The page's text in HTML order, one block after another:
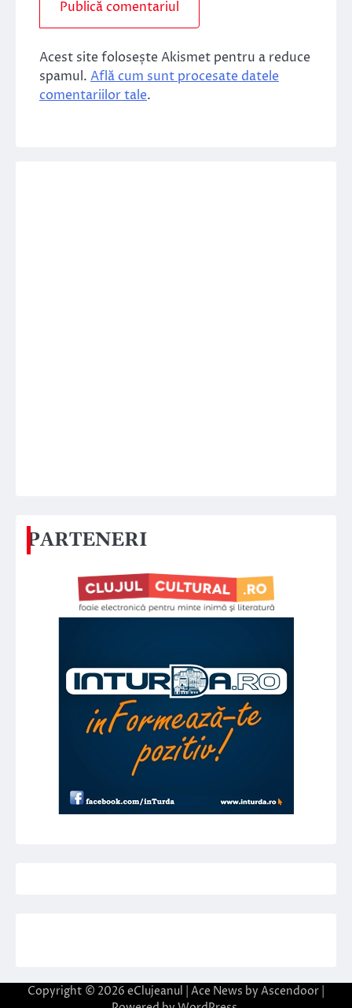
Acest site folosește Akismet pentru a reduce
spamul. Află cum sunt procesate datele
comentariilor tale.
PARTENERI
Copyright © 2026 eClujeanul | Ace News by Ascendoor